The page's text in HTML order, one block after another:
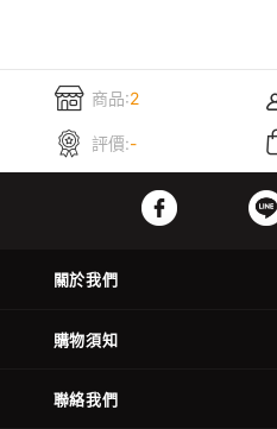
商品:2
評價:-
關於我們
購物須知
聯絡我們